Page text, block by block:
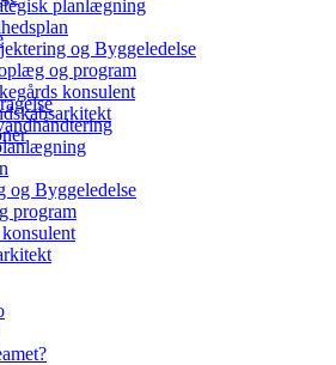
planlægning
og Byggeledelse
og program
konsulent
og Byggeledelse
program